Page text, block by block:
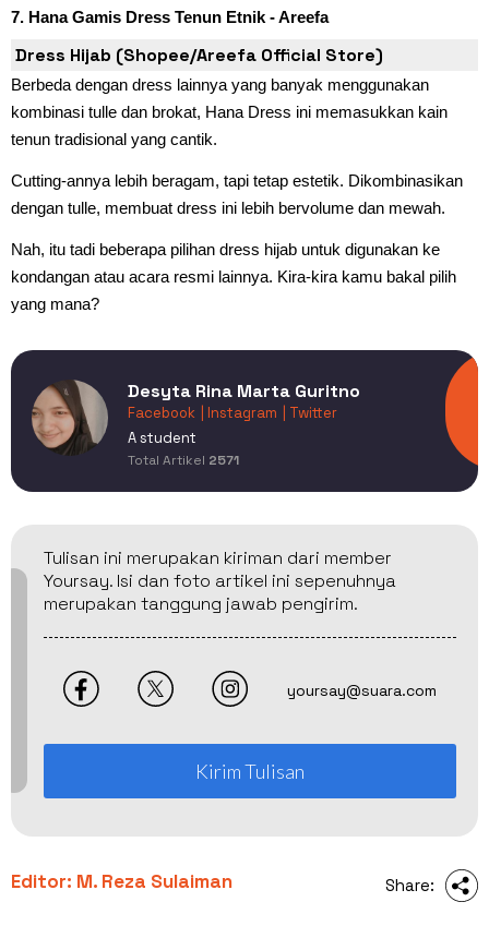
7. Hana Gamis Dress Tenun Etnik - Areefa
Dress Hijab (Shopee/Areefa Official Store)
Berbeda dengan dress lainnya yang banyak menggunakan
kombinasi tulle dan brokat, Hana Dress ini memasukkan kain
tenun tradisional yang cantik.
Cutting-annya lebih beragam, tapi tetap estetik. Dikombinasikan
dengan tulle, membuat dress ini lebih bervolume dan mewah.
Nah, itu tadi beberapa pilihan dress hijab untuk digunakan ke
kondangan atau acara resmi lainnya. Kira-kira kamu bakal pilih
yang mana?
Desyta Rina Marta Guritno
Facebook | Instagram
| Twitter
A student
Total Artikel 2571
Tulisan ini merupakan kiriman dari member
Yoursay. Isi dan foto artikel ini sepenuhnya
merupakan tanggung jawab pengirim.
yoursay@suara.com
Kirim Tulisan
Editor: M. Reza Sulaiman Share: